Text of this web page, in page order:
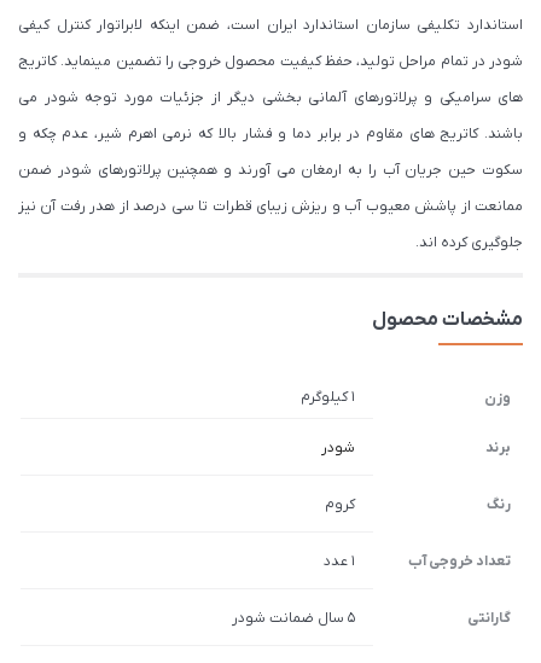
استاندارد تکلیفی سازمان استاندارد ایران است، ضمن اینکه لابراتوار کنترل کیفی
شودر در تمام مراحل تولید، حفظ کیفیت محصول خروجی را تضمین مینماید. کاتریج
های سرامیکی و پرلاتورهای آلمانی بخشی دیگر از جزئیات مورد توجه شودر می
باشند. کاتریج های مقاوم در برابر دما و فشار بالا که نرمی اهرم شیر، عدم چکه و
سکوت حین جریان آب را به ارمغان می آورند و همچنین پرلاتورهای شودر ضمن
ممانعت از پاشش معیوب آب و ریزش زیبای قطرات تا سی درصد از هدر رفت آن نیز
جلوگیری کرده اند.
مشخصات محصول
وزن 1 کیلوگرم
برند شودر
رنگ کروم
تعداد خروجی آب 1 عدد
گارانتی 5 سال ضمانت شودر